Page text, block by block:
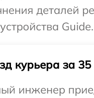
деталей
Guide.
курьера за 35
инженер